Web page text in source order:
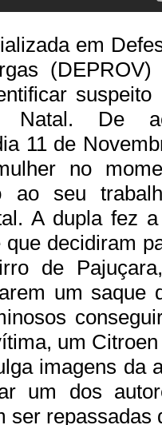
em
Natal. De
11 de
no
ao seu
A dupla fez
que decidiram
de
um saque
um
imagens da
um dos
ser repassadas